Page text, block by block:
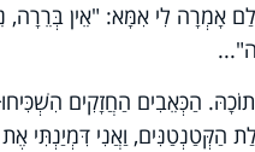
אָמְרָה לִי אִמָּא: "אֵין בְּרֵרָה,
הַכְּאֵבִים הַחֲזָקִים
וַאֲנִי דִּמְיַנְתִּי אֶת